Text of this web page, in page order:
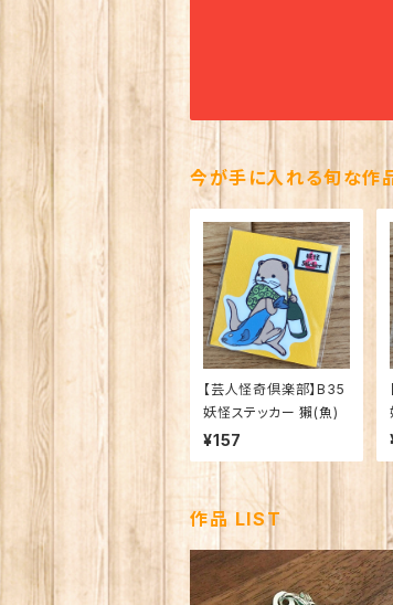
今が手に入れる旬な作品
【芸人怪奇倶楽部】B35
妖怪ステッカー 獺(魚)
¥157
作品 LIST